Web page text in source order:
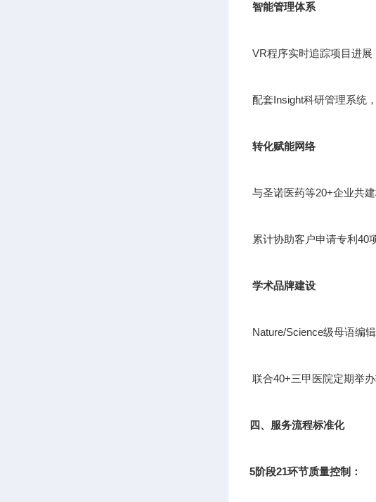
智能管理体系
VR程序实时追踪项目进
配套Insight科研管理系统
转化赋能网络
与圣诺医药等20+企业共
累计协助客户申请专利40
学术品牌建设
Nature/Science级母语编
联合40+三甲医院定期举
四、服务流程标准化
5阶段21环节质量控制：